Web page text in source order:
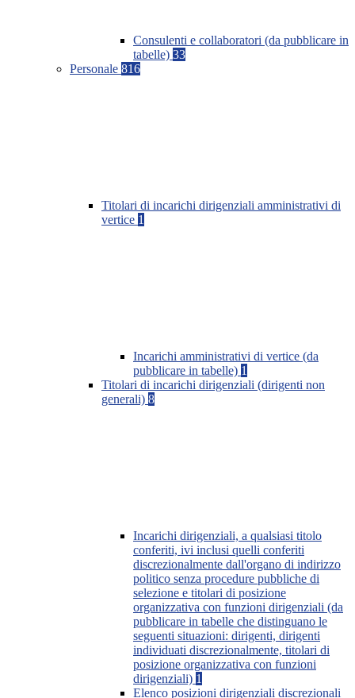
Consulenti e collaboratori (da pubblicare in
tabelle) 33
Personale 816
Titolari di incarichi dirigenziali amministrativi di
vertice 1
Incarichi amministrativi di vertice (da
pubblicare in tabelle) 1
Titolari di incarichi dirigenziali (dirigenti non
generali) 8
Incarichi dirigenziali, a qualsiasi titolo
conferiti, ivi inclusi quelli conferiti
discrezionalmente dall'organo di indirizzo
politico senza procedure pubbliche di
selezione e titolari di posizione
organizzativa con funzioni dirigenziali (da
pubblicare in tabelle che distinguano le
seguenti situazioni: dirigenti, dirigenti
individuati discrezionalmente, titolari di
posizione organizzativa con funzioni
dirigenziali) 1
Elenco posizioni dirigenziali discrezionali